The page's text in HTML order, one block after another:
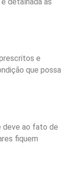
e
que possa
deve ao fato de
fiquem